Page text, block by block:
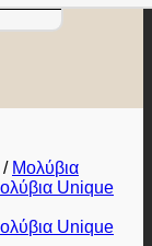
/ Μολύβια